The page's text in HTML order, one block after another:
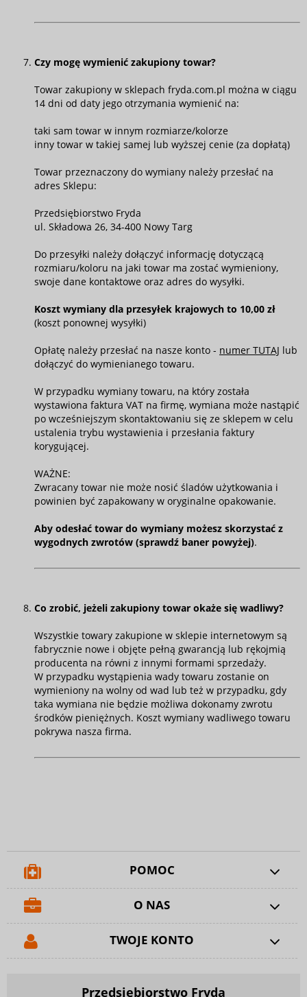
Czy mogę wymienić zakupiony towar?
Towar zakupiony w sklepach fryda.com.pl można w ciągu
14 dni od daty jego otrzymania wymienić na:
taki sam towar w innym rozmiarze/kolorze
inny towar w takiej samej lub wyższej cenie (za dopłatą)
Towar przeznaczony do wymiany należy przesłać na
adres Sklepu:
Przedsiębiorstwo Fryda
ul. Składowa 26, 34-400 Nowy Targ
Do przesyłki należy dołączyć informację dotyczącą
rozmiaru/koloru na jaki towar ma zostać wymieniony,
swoje dane kontaktowe oraz adres do wysyłki.
Koszt wymiany dla przesyłek krajowych to 10,00 zł
(koszt ponownej wysyłki)
Opłatę należy przesłać na nasze konto - numer TUTAJ lub
dołączyć do wymienianego towaru.
W przypadku wymiany towaru, na który została
wystawiona faktura VAT na firmę, wymiana może nastąpić
po wcześniejszym skontaktowaniu się ze sklepem w celu
ustalenia trybu wystawienia i przesłania faktury
korygującej.
WAŻNE:
Zwracany towar nie może nosić śladów użytkowania i
powinien być zapakowany w oryginalne opakowanie.
Aby odesłać towar do wymiany możesz skorzystać z
wygodnych zwrotów (sprawdź baner powyżej).
Co zrobić, jeżeli zakupiony towar okaże się wadliwy?
Wszystkie towary zakupione w sklepie internetowym są
fabrycznie nowe i objęte pełną gwarancją lub rękojmią
producenta na równi z innymi formami sprzedaży.
W przypadku wystąpienia wady towaru zostanie on
wymieniony na wolny od wad lub też w przypadku, gdy
taka wymiana nie będzie możliwa dokonamy zwrotu
środków pieniężnych. Koszt wymiany wadliwego towaru
pokrywa nasza firma.
POMOC
O NAS
TWOJE KONTO
Przedsiębiorstwo Fryda